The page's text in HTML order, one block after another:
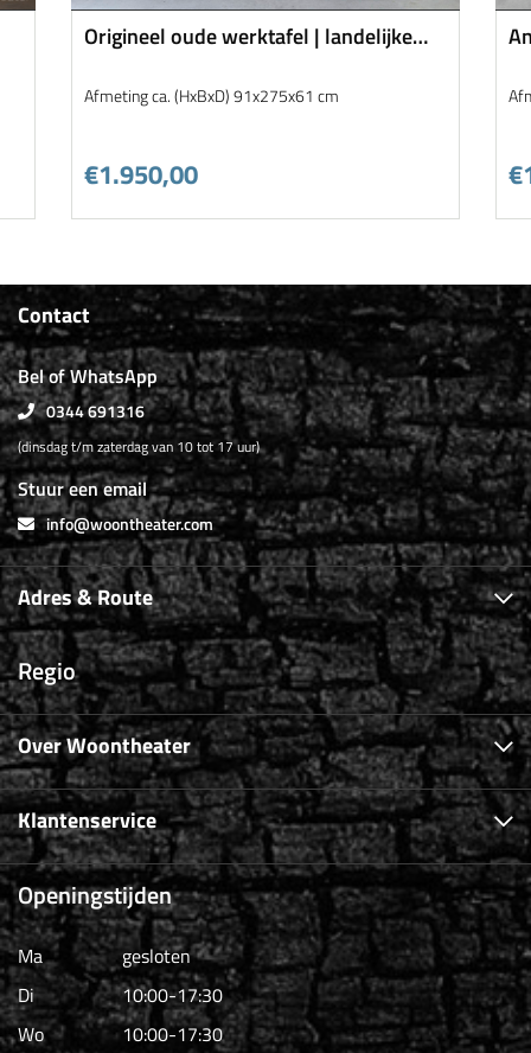
Origineel oude werktafel | landelijke
Afmeting ca. (HxBxD) 91x275x61 cm
€1.950,00
Contact
Bel of WhatsApp
0344 691316
(dinsdag t/m zaterdag van 10 tot 17 uur)
Stuur een email
info@woontheater.com
Adres & Route
Regio
Over Woontheater
Klantenservice
Openingstijden
Ma
gesloten
Di
10:00-17:30
Wo
10:00-17:30